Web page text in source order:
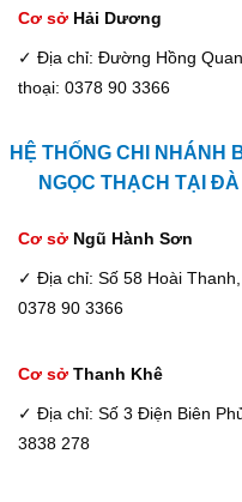
Cơ sở Hải Dương
✓ Địa chỉ: Đường Hồng
thoại: 0378 90 3366
HỆ THỐNG CHI NHÁNH
NGỌC THẠCH TẠI
Cơ sở Ngũ Hành Sơn
✓ Địa chỉ: Số 58 Hoài
0378 90 3366
Cơ sở Thanh Khê
✓ Địa chỉ: Số 3 Điện Biên
3838 278